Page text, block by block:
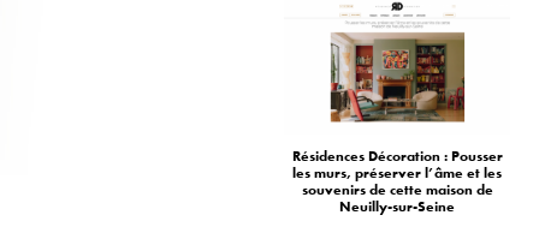
Résidences Décoration : Pousser
les murs, préserver l’âme et les
souvenirs de cette maison de
Neuilly-sur-Seine